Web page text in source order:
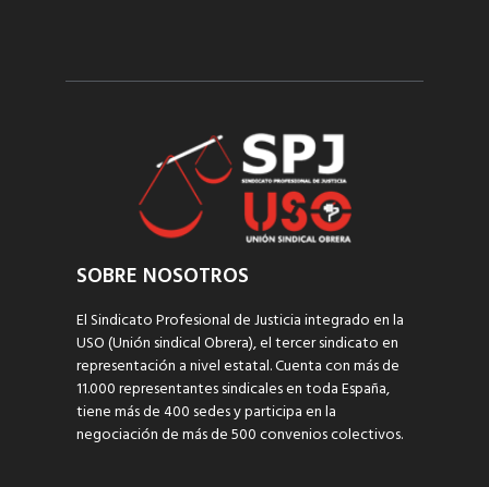
SOBRE NOSOTROS
El Sindicato Profesional de Justicia integrado en la
USO (Unión sindical Obrera), el tercer sindicato en
representación a nivel estatal. Cuenta con más de
11.000 representantes sindicales en toda España,
tiene más de 400 sedes y participa en la
negociación de más de 500 convenios colectivos.